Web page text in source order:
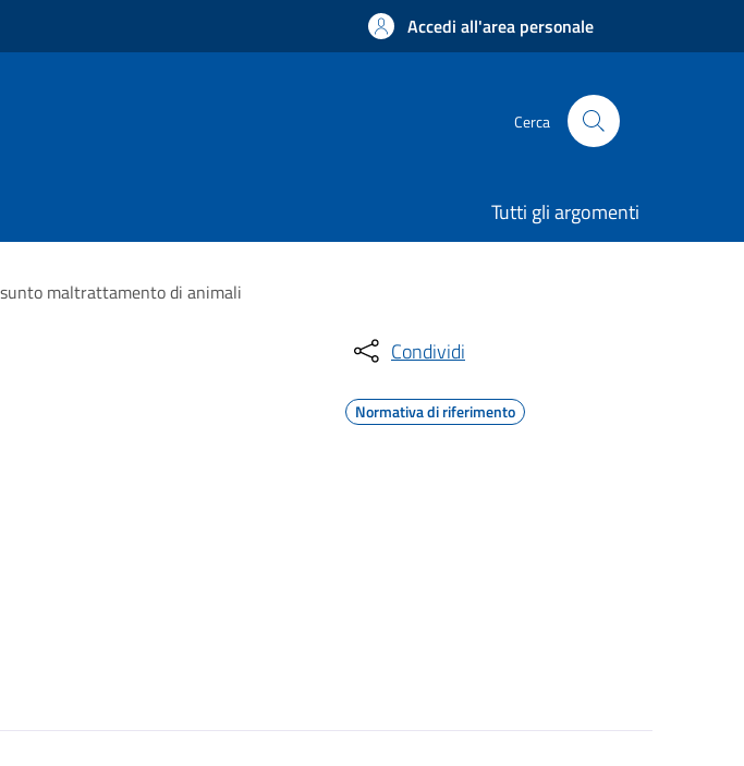
Accedi all'area personale
Cerca
Tutti gli argomenti
maltrattamento di animali
Condividi
Normativa di riferimento